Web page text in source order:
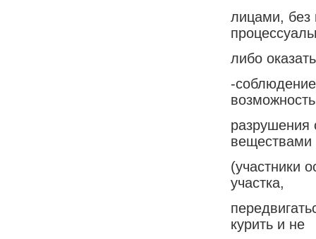
лицами, без
либо
-
возможность
разрушения
веществами
(участники
участка,
курить и не